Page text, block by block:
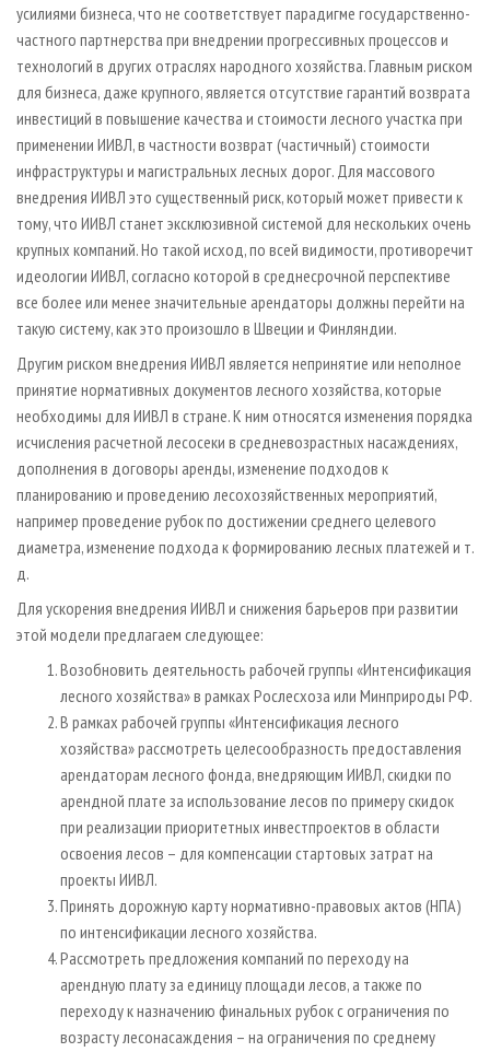
усилиями бизнеса, что не соответствует парадигме государственно-
частного партнерства при внедрении прогрессивных процессов и
технологий в других отраслях народного хозяйства. Главным риском
для бизнеса, даже крупного, является отсутствие гарантий возврата
инвестиций в повышение качества и стоимости лесного участка при
применении ИИВЛ, в частности возврат (частичный) стоимости
инфраструктуры и магистральных лесных дорог. Для массового
внедрения ИИВЛ это существенный риск, который может привести к
тому, что ИИВЛ станет эксклюзивной системой для нескольких очень
крупных компаний. Но такой исход, по всей видимости, противоречит
идеологии ИИВЛ, согласно которой в среднесрочной перспективе
все более или менее значительные арендаторы должны перейти на
такую систему, как это произошло в Швеции и Финляндии.
Другим риском внедрения ИИВЛ является непринятие или неполное
принятие нормативных документов лесного хозяйства, которые
необходимы для ИИВЛ в стране. К ним относятся изменения порядка
исчисления расчетной лесосеки в средневозрастных насаждениях,
дополнения в договоры аренды, изменение подходов к
планированию и проведению лесохозяйственных мероприятий,
например проведение рубок по достижении среднего целевого
диаметра, изменение подхода к формированию лесных платежей и т.
д.
Для ускорения внедрения ИИВЛ и снижения барьеров при развитии
этой модели предлагаем следующее:
Возобновить деятельность рабочей группы «Интенсификация
лесного хозяйства» в рамках Рослесхоза или Минприроды РФ.
В рамках рабочей группы «Интенсификация лесного
хозяйства» рассмотреть целесообразность предоставления
арендаторам лесного фонда, внедряющим ИИВЛ, скидки по
арендной плате за использование лесов по примеру скидок
при реализации приоритетных инвестпроектов в области
освоения лесов – для компенсации стартовых затрат на
проекты ИИВЛ.
Принять дорожную карту нормативно-правовых актов (НПА)
по интенсификации лесного хозяйства.
Рассмотреть предложения компаний по переходу на
арендную плату за единицу площади лесов, а также по
переходу к назначению финальных рубок с ограничения по
возрасту лесонасаждения – на ограничения по среднему